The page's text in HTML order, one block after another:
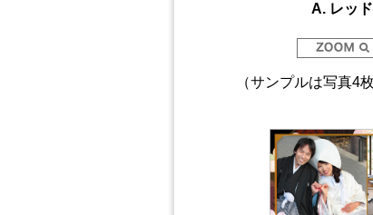
A. レッド
（サンプルは写真4